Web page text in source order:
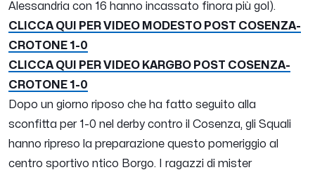
Alessandria con 16 hanno incassato finora più gol).
CLICCA QUI PER VIDEO MODESTO POST COSENZA-
CROTONE 1-0
CLICCA QUI PER VIDEO KARGBO POST COSENZA-
CROTONE 1-0
Dopo un giorno riposo che ha fatto seguito alla
sconfitta per 1-0 nel derby contro il Cosenza, gli Squali
hanno ripreso la preparazione questo pomeriggio al
centro sportivo ntico Borgo. I ragazzi di mister